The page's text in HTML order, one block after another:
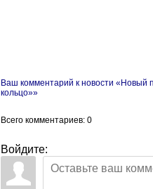
Ваш комментарий к новости «Новый
кольцо»»
Всего комментариев: 0
Войдите: